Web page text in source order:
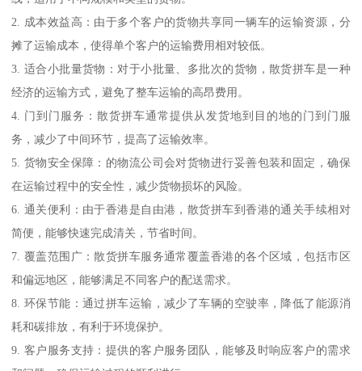
2. 成本效益高：由于多个客户的货物共享同一辆车的运输资源，分
摊了运输成本，使得单个客户的运输费用相对较低。
3. 适合小批量货物：对于小批量、多批次的货物，散货拼车是一种
经济的运输方式，避免了整车运输的高昂费用。
4. 门到门服务：散货拼车通常提供从发货地到目的地的门到门服
务，减少了中间环节，提高了运输效率。
5. 货物安全保障：的物流公司会对货物进行妥善包装和固定，确保
在运输过程中的安全性，减少货物损坏的风险。
6. 通关便利：由于香港是自由港，散货拼车到香港的通关手续相对
简便，能够快速完成清关，节省时间。
7. 覆盖范围广：散货拼车服务通常覆盖香港的各个区域，包括市区
和偏远地区，能够满足不同客户的配送需求。
8. 环保节能：通过拼车运输，减少了车辆的空驶率，降低了能源消
耗和碳排放，有利于环境保护。
9. 客户服务支持：提供的客户服务团队，能够及时响应客户的需求